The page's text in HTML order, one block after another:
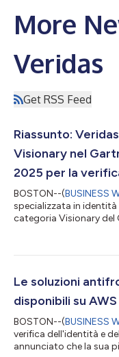
More
Veridas
Get RSS Feed
Riassunto:
Visionary nel
2025 per la
BOSTON--(BUSINESS
specializzata in
categoria Visionary
dell'identità. Fondata
rapida crescita sul
Le soluzioni
disponibili su
BOSTON--(BUSINESS
verifica dell'identità e
annunciato che la sua